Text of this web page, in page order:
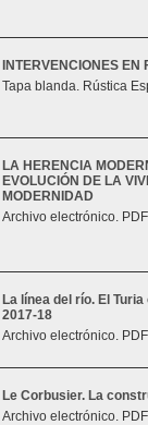
INTERVENCIONES
Tapa blanda. Rústica
LA HERENCIA
EVOLUCIÓN DE LA
MODERNIDAD
Archivo electrónico.
La línea del río. El
2017-18
Archivo electrónico.
Le Corbusier. La
Archivo electrónico.